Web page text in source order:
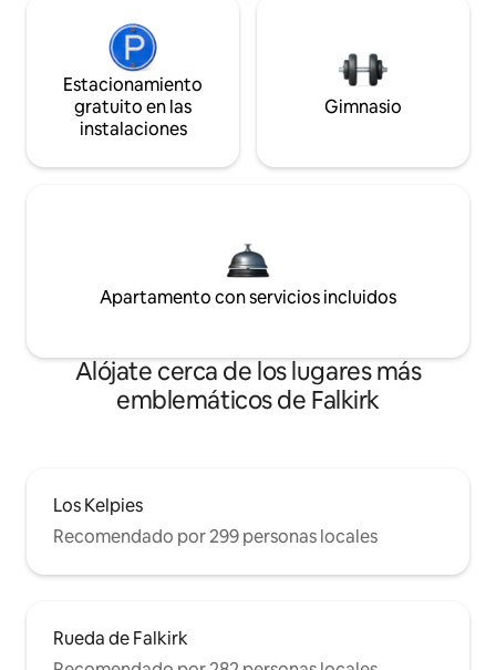
Estacionamiento
gratuito en las
instalaciones
Gimnasio
Apartamento con servicios incluidos
Alójate cerca de los lugares más
emblemáticos de Falkirk
Los Kelpies
Recomendado por 299 personas locales
Rueda de Falkirk